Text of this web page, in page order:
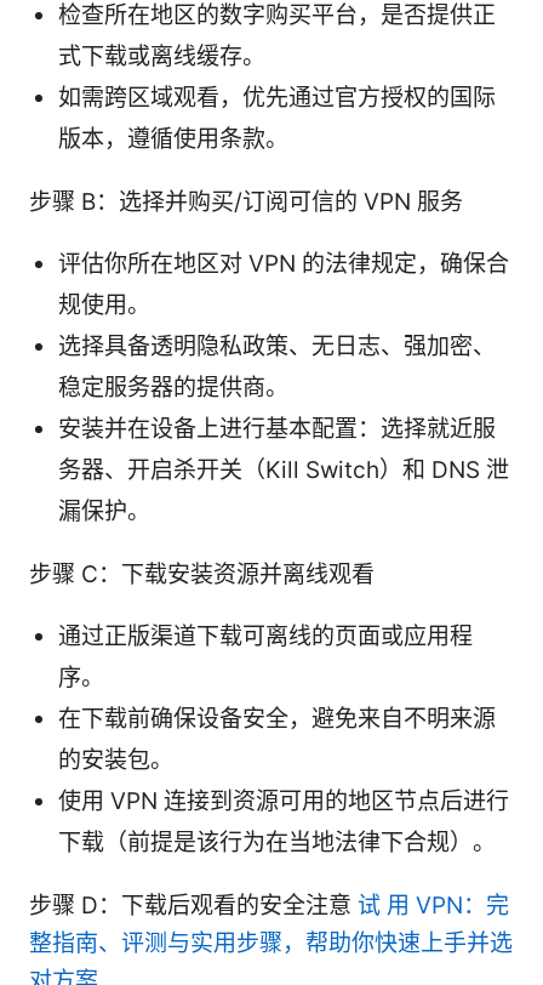
检查所在地区的数字购买平台，是否提供正
式下载或离线缓存。
如需跨区域观看，优先通过官方授权的国际
版本，遵循使用条款。
步骤 B：选择并购买/订阅可信的 VPN 服务
评估你所在地区对 VPN 的法律规定，确保合
规使用。
选择具备透明隐私政策、无日志、强加密、
稳定服务器的提供商。
安装并在设备上进行基本配置：选择就近服
务器、开启杀开关（Kill Switch）和 DNS 泄
漏保护。
步骤 C：下载安装资源并离线观看
通过正版渠道下载可离线的页面或应用程
序。
在下载前确保设备安全，避免来自不明来源
的安装包。
使用 VPN 连接到资源可用的地区节点后进行
下载（前提是该行为在当地法律下合规）。
步骤 D：下载后观看的安全注意 试 用 VPN：完
整指南、评测与实用步骤，帮助你快速上手并选